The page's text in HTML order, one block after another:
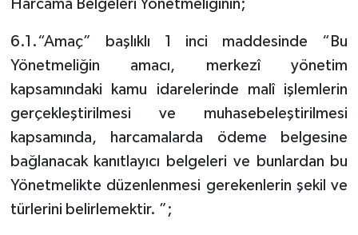
Harcama Belgeleri Yönetmeliğinin;
6.1.“Amaç” başlıklı 1 inci maddesinde “Bu
Yönetmeliğin amacı, merkezî yönetim
kapsamındaki kamu idarelerinde malî işlemlerin
gerçekleştirilmesi ve muhasebeleştirilmesi
kapsamında, harcamalarda ödeme belgesine
bağlanacak kanıtlayıcı belgeleri ve bunlardan bu
Yönetmelikte düzenlenmesi gerekenlerin şekil ve
türlerini belirlemektir. ”;